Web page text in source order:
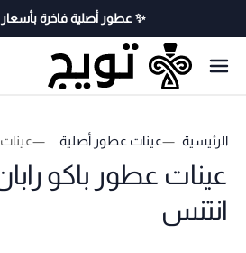
✨ عطور أصلية فاخرة بأسعار منافسة ✨
الرئيسية عينات عطور أصلية
عينات عطور باكو رابان
انتنس